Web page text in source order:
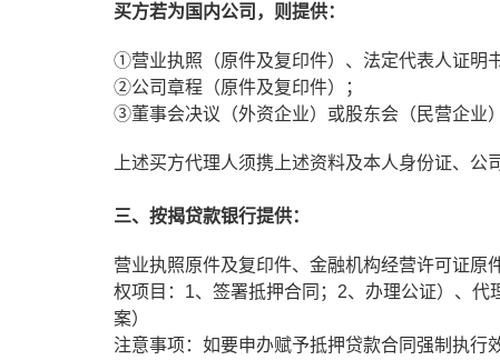
买方若为国内公司，则提供：
①营业执照（原件及复印件）、法定代表人证明
②公司章程（原件及复印件）；
③董事会决议（外资企业）或股东会（民营企业
上述买方代理人须携上述资料及本人身份证、公
三、按揭贷款银行提供：
营业执照原件及复印件、金融机构经营许可证
权项目：1、签署抵押合同；2、办理公证）、
案）
注意事项：如要申办赋予抵押贷款合同强制执